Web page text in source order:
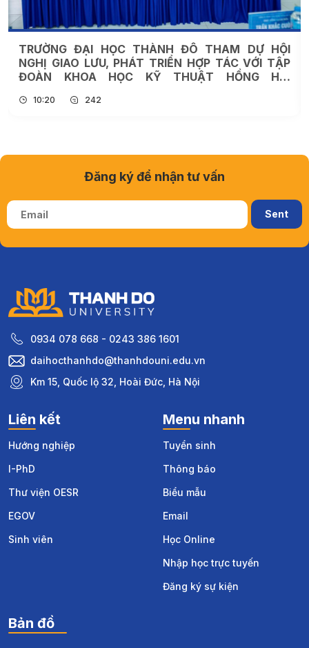
TRƯỜNG ĐẠI HỌC THÀNH ĐÔ THAM DỰ HỘI
NGHỊ GIAO LƯU, PHÁT TRIỂN HỢP TÁC VỚI TẬP
ĐOÀN KHOA HỌC KỸ THUẬT HỒNG HẢI
10:20 242
0934 078 668 - 0243 386 1601
daihocthanhdo@thanhdouni.edu.vn
Km 15, Quốc lộ 32, Hoài Đức, Hà Nội
Liên kết
Hướng nghiệp
I-PhD
Thư viện OESR
EGOV
Sinh viên
Menu nhanh
Tuyển sinh
Thông báo
Biểu mẫu
Email
Học Online
Nhập học trực tuyến
Đăng ký sự kiện
Bản đồ
Đăng ký để nhận tư vấn